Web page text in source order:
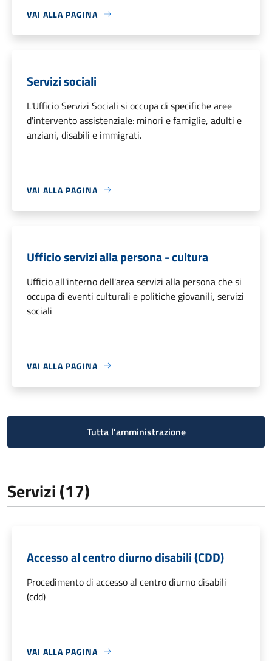
VAI ALLA PAGINA
Servizi sociali
L'Ufficio Servizi Sociali si occupa di specifiche aree
d'intervento assistenziale: minori e famiglie, adulti e
anziani, disabili e immigrati.
VAI ALLA PAGINA
Ufficio servizi alla persona - cultura
Ufficio all'interno dell'area servizi alla persona che si
occupa di eventi culturali e politiche giovanili, servizi
sociali
VAI ALLA PAGINA
Tutta l'amministrazione
Servizi (17)
Accesso al centro diurno disabili (CDD)
Procedimento di accesso al centro diurno disabili
(cdd)
VAI ALLA PAGINA